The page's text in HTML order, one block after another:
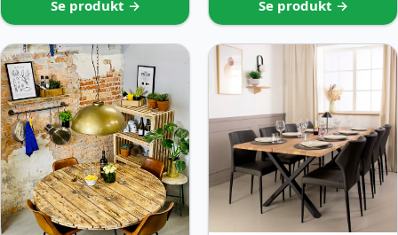
Se produkt → Se produkt →